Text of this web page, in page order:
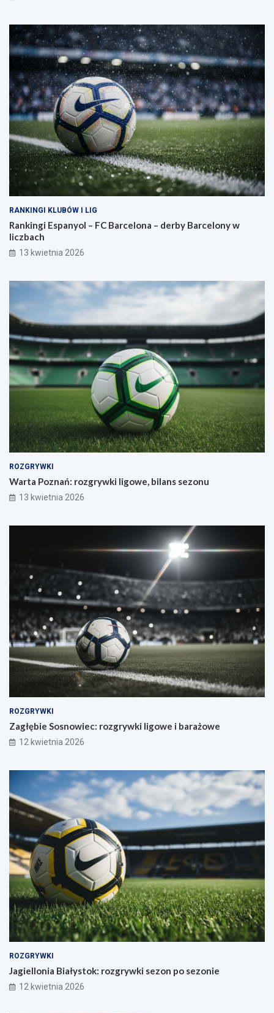
RANKINGI KLUBÓW I LIG
Rankingi Espanyol – FC Barcelona – derby Barcelony w
liczbach
13 kwietnia 2026
ROZGRYWKI
Warta Poznań: rozgrywki ligowe, bilans sezonu
13 kwietnia 2026
ROZGRYWKI
Zagłębie Sosnowiec: rozgrywki ligowe i barażowe
12 kwietnia 2026
ROZGRYWKI
Jagiellonia Białystok: rozgrywki sezon po sezonie
12 kwietnia 2026